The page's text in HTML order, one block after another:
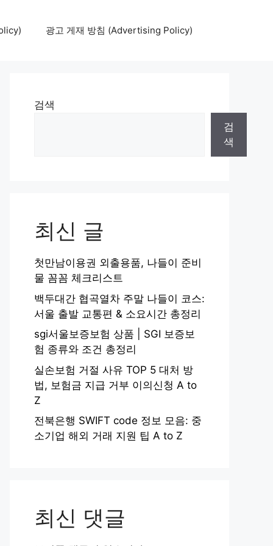
광고 게재 방침 (Advertising Policy)
검색
검
색
최신 글
첫만남이용권 외출용품, 나들이 준비
물 꼼꼼 체크리스트
백두대간 협곡열차 주말 나들이 코스:
서울 출발 교통편 & 소요시간 총정리
sgi서울보증보험 상품 | SGI 보증보
험 종류와 조건 총정리
실손보험 거절 사유 TOP 5 대처 방
법, 보험금 지급 거부 이의신청 A to
Z
전북은행 SWIFT code 정보 모음: 중
소기업 해외 거래 지원 팁 A to Z
최신 댓글